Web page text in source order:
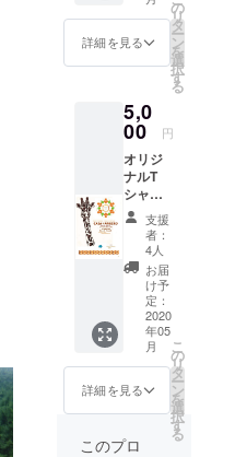
車、2階
席にも
共通で
す。
ロカ
フェが
営業を
続ける
間は、
ずっと
ご利用
頂けま
す。
詳細を見る
の
リ
タ
ー
ン
を
選
択
す
る
5,0
00 円
オリジ
ナルT
シャツ
を送ら
せて頂
きます
{多少内
容に変
更あり
ます) 色
は白の
みです
支援
者：
4人
お届
け予
定：
2020
年05
月
詳細を見る
こ
の
リ
タ
ー
ン
を
選
択
す
る
このプロ